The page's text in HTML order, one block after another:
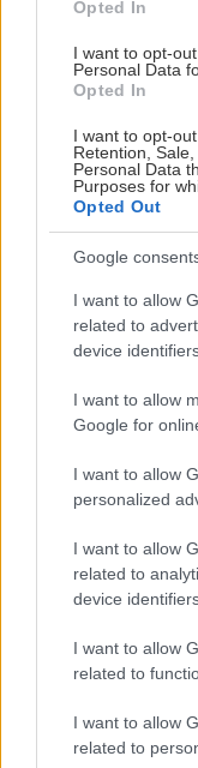
Opted In
I want to opt-
Personal Data
Opted In
I want to opt-
Retention,
Personal Data
Purposes for
Opted Out
Google
I want to allow
related to
device
I want to allow
Google for
I want to allow
personalized
I want to allow
related to
device
I want to allow
related to
I want to allow
related to
horúčavách
a ako to
Chcete
pohľady?
svietidlo